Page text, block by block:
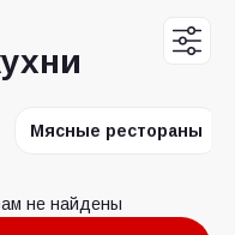
Мясные рестораны
не найдены